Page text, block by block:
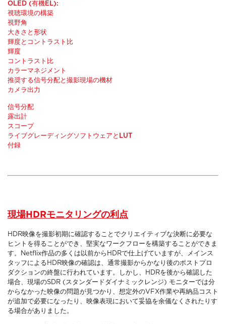
OLED (有機EL):
視聴環境の構築
視野角
大きさと形状
輝度とコントラスト比
輝度
コントラスト比
カラーマネジメント
推奨する信号分配と撮影現場の機材
カメラ出力
信号分配
露出計
スコープ
ライブグレーディングソフトウェアとLUT
付録
現場HDRモニタリングの利点
HDR映像を撮影初期に確認することでクリエイティブな決断に必要な
ヒントを得ることができ、堅実なワークフローを構築することができま
す。Netflix作品の多くは以前からHDRで仕上げていますが、メインス
タッフによるHDR映像の確認は、通常撮影からかなり後のポストプロ
ダクションの終盤に行われています。しかし、HDRを後から確認した
場合、現場のSDR (スタンダードダイナミックレンジ) モニターでは分
からなかった映像の問題が見つかり、想定外のVFX作業や再納品コスト
が追加で必要になったり、映像表現において妥協を余儀なくされたりす
る場合がありました。